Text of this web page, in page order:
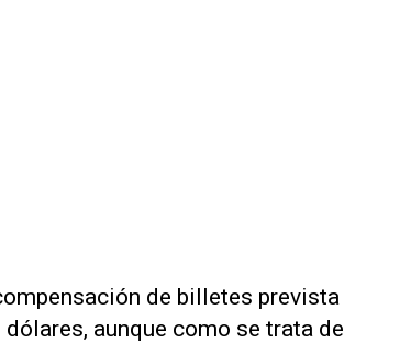
de billetes prevista
aunque como se trata de